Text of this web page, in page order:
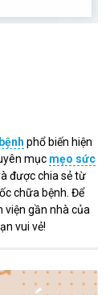
phổ biến hiện
mục mẹo sức
được chia sẻ từ
chữa bệnh. Để
viện gần nhà của
vui vẻ!